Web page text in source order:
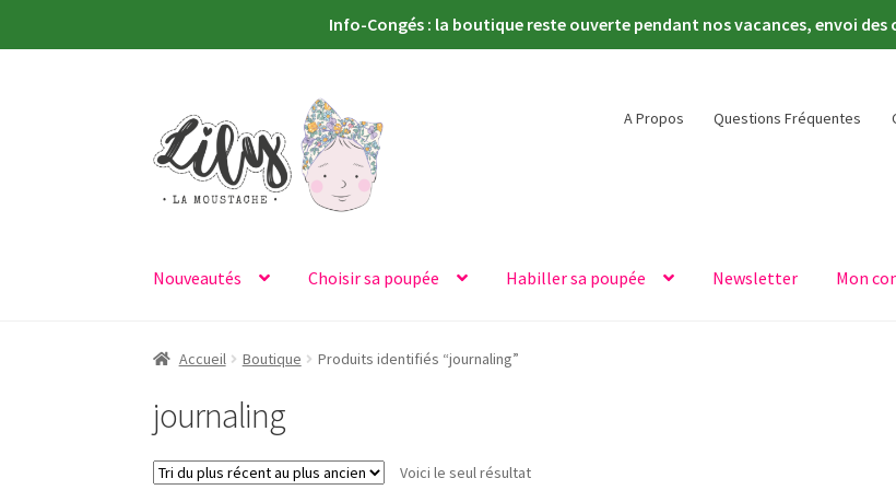
Info-Congés : la boutique reste ouverte pendant nos vacances, envoi
à
la
navigation
au
contenu
A Propos Questions Fréquentes
Nouveautés Choisir sa poupée Habiller sa poupée Newsletter Mon
Accueil Boutique Produits identifiés “journaling”
journaling
Voici le seul résultat